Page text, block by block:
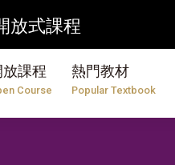
放式課程
放課程
Course
熱門教材
Popular Textbook